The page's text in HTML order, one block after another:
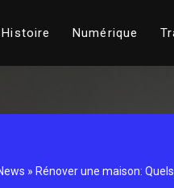
Histoire Numérique
» Rénover une maison: